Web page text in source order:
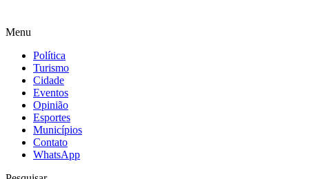
Menu
Política
Turismo
Cidade
Eventos
Opinião
Esportes
Municípios
Contato
WhatsApp